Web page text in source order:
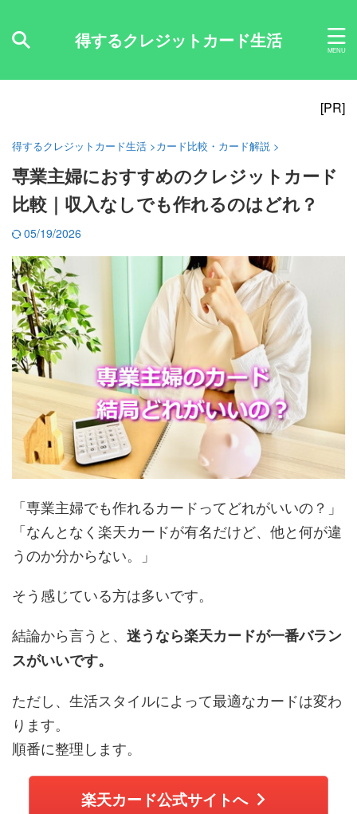
得するクレジットカード生活
[PR]
得するクレジットカード生活 >カード比較・カード解説 >
専業主婦におすすめのクレジットカード
比較｜収入なしでも作れるのはどれ？
05/19/2026
「専業主婦でも作れるカードってどれがいいの？」
「なんとなく楽天カードが有名だけど、他と何が違
うのか分からない。」
そう感じている方は多いです。
結論から言うと、 迷うなら楽天カードが一番バラン
スがいいです。
ただし、生活スタイルによって最適なカードは変わ
ります。
順番に整理します。
楽天カード公式サイトへ